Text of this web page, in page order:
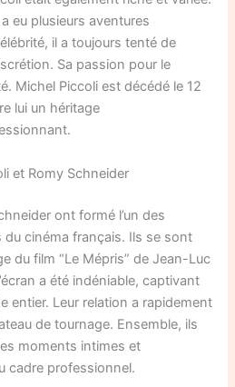
eu plusieurs aventures
il a toujours tenté de
Sa passion pour le
Michel Piccoli est décédé le 12
lui un héritage
et Romy Schneider
ont formé l’un des
du cinéma français. Ils se sont
du film “Le Mépris” de Jean-Luc
a été indéniable, captivant
entier. Leur relation a rapidement
de tournage. Ensemble, ils
moments intimes et
cadre professionnel.